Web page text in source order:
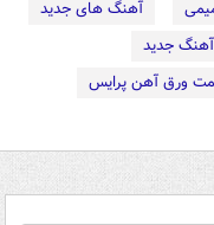
آهنگ های جدید
آهنگ جدید
ورق آهن پرایس